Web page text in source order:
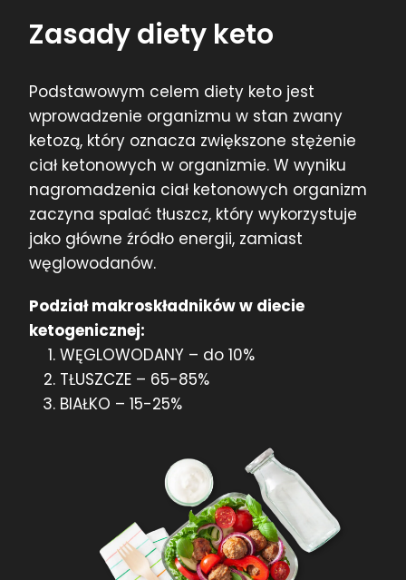
Zasady diety keto
Podstawowym celem diety keto jest
wprowadzenie organizmu w stan zwany
ketozą, który oznacza zwiększone stężenie
ciał ketonowych w organizmie. W wyniku
nagromadzenia ciał ketonowych organizm
zaczyna spalać tłuszcz, który wykorzystuje
jako główne źródło energii, zamiast
węglowodanów.
Podział makroskładników w diecie
ketogenicznej:
WĘGLOWODANY – do 10%
TŁUSZCZE – 65-85%
BIAŁKO – 15-25%